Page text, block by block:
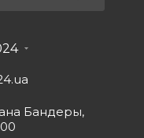
Бандеры,